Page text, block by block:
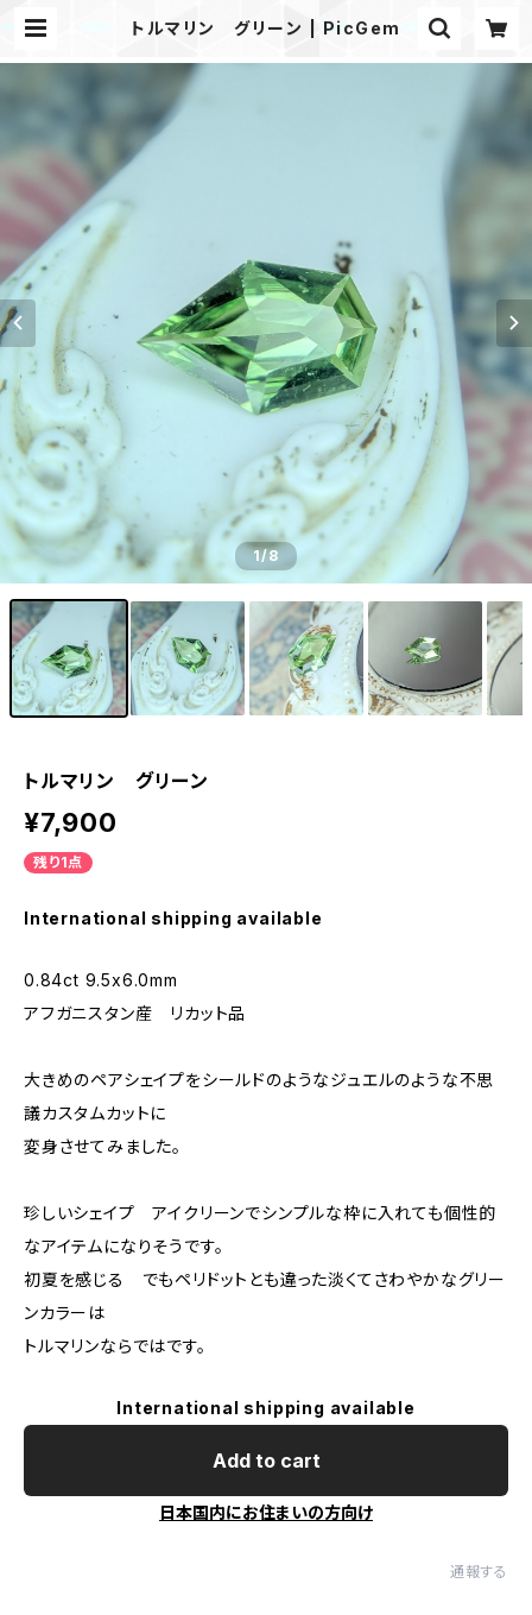
トルマリン グリーン | PicGem
1/8
トルマリン グリーン
¥7,900
残り1点
International shipping available
0.84ct 9.5x6.0mm
アフガニスタン産 リカット品
大きめのペアシェイプをシールドのようなジュエルのような不思
議カスタムカットに
変身させてみました。
珍しいシェイプ アイクリーンでシンプルな枠に入れても個性的
なアイテムになりそうです。
初夏を感じる でもペリドットとも違った淡くてさわやかなグリー
ンカラーは
トルマリンならではです。
International shipping available
Add to cart
日本国内にお住まいの方向け
通報する